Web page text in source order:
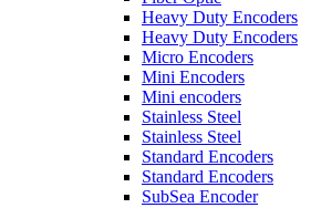
Heavy Duty Encoders
Heavy Duty Encoders
Micro Encoders
Mini Encoders
Mini encoders
Stainless Steel
Stainless Steel
Standard Encoders
Standard Encoders
SubSea Encoder